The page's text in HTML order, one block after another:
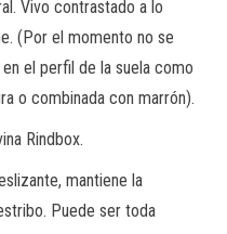
Vivo contrastado a lo
(Por el momento no se
el perfil de la suela como
o combinada con marrón).
Rindbox.
mantiene la
Puede ser toda